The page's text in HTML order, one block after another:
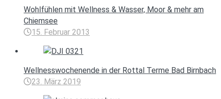
Wohlfühlen mit Wellness & Wasser, Moor & mehr am
Chiemsee
15. Februar 2013
Wellnesswochenende in der Rottal Terme Bad Birnbach
23. März 2019